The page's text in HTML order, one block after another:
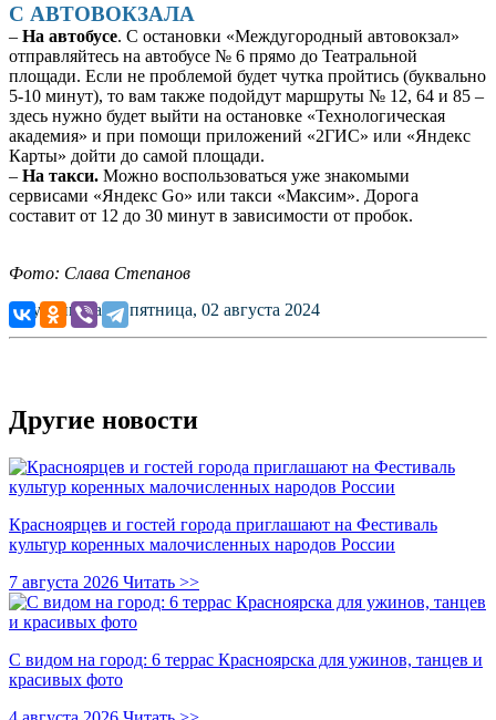
С АВТОВОКЗАЛА
– На автобусе. С остановки «Междугородный автовокзал»
отправляйтесь на автобусе № 6 прямо до Театральной
площади. Если не проблемой будет чутка пройтись (буквально
5-10 минут), то вам также подойдут маршруты № 12, 64 и 85 –
здесь нужно будет выйти на остановке «Технологическая
академия» и при помощи приложений «2ГИС» или «Яндекс
Карты» дойти до самой площади.
– На такси. Можно воспользоваться уже знакомыми
сервисами «Яндекс Go» или такси «Максим». Дорога
составит от 12 до 30 минут в зависимости от пробок.
Фото: Слава Степанов
Опубликовано: пятница, 02 августа 2024
Другие новости
Красноярцев и гостей города приглашают на Фестиваль
культур коренных малочисленных народов России
7 августа 2026 Читать >>
С видом на город: 6 террас Красноярска для ужинов, танцев и
красивых фото